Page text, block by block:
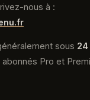
nous à :
sous
abonnés Pro et